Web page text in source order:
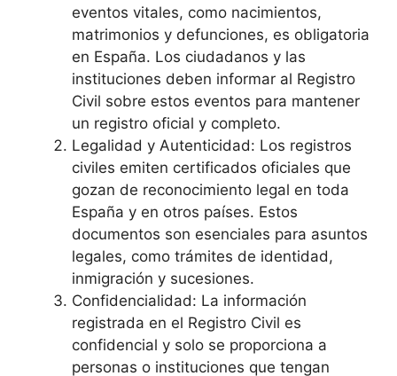
eventos vitales, como nacimientos,
matrimonios y defunciones, es obligatoria
en España. Los ciudadanos y las
instituciones deben informar al Registro
Civil sobre estos eventos para mantener
un registro oficial y completo.
Legalidad y Autenticidad: Los registros
civiles emiten certificados oficiales que
gozan de reconocimiento legal en toda
España y en otros países. Estos
documentos son esenciales para asuntos
legales, como trámites de identidad,
inmigración y sucesiones.
Confidencialidad: La información
registrada en el Registro Civil es
confidencial y solo se proporciona a
personas o instituciones que tengan